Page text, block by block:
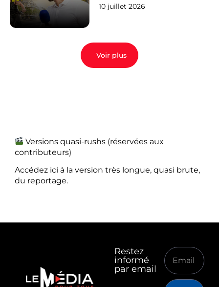
10 juillet 2026
Voir plus
Versions quasi-rushs (réservées aux
contributeurs)
Accédez ici à la version très longue, quasi brute,
du reportage.
Restez
informé
par email